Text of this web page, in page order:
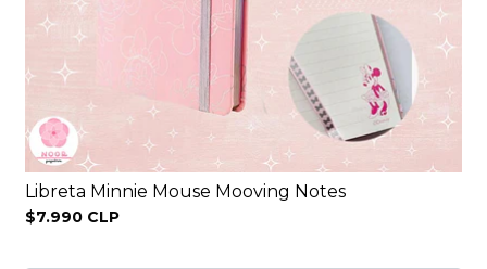
Libreta Minnie Mouse Mooving Notes
$7.990 CLP